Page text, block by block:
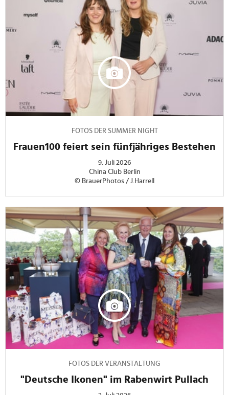
FOTOS DER SUMMER NIGHT
Frauen100 feiert sein fünfjähriges Bestehen
9. Juli 2026
China Club Berlin
© BrauerPhotos / J.Harrell
FOTOS DER VERANSTALTUNG
"Deutsche Ikonen" im Rabenwirt Pullach